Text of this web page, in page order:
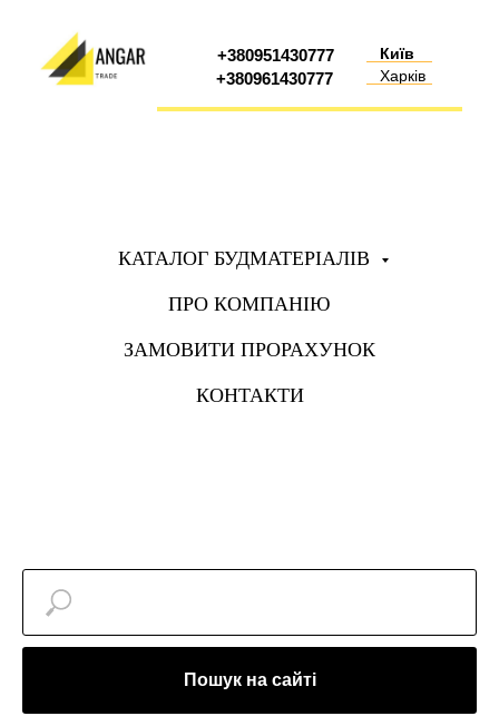
+380961430777
+380951430777
Київ
Харків
КАТАЛОГ БУДМАТЕРІАЛІВ
ПРО КОМПАНІЮ
ЗАМОВИТИ ПРОРАХУНОК
КОНТАКТИ
Пошук на сайті